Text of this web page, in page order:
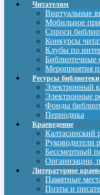
Читателям
Виртуальные
Мобильное
Спроси
Конкурсы
Клубы по
Библиотечные
Мероприятия
Ресурсы библиотеки
Электронный
Электронные
Фонды
Периодика
Краеведение
Калтасинский
Руководители
Бессмертный
Организации,
Литературное
Памятные
Поэты и